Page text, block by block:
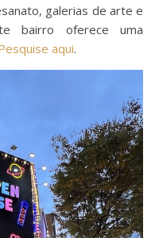
galerias de arte e
bairro oferece uma
aqui.